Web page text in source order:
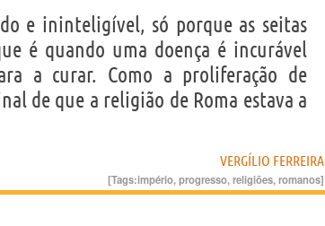
e ininteligível, só porque as seitas
é quando uma doença é incurável
a curar. Como a proliferação de
de que a religião de Roma estava a
VERGÍLIO FERREIRA
[Tags:império,progresso,religiões,romanos]